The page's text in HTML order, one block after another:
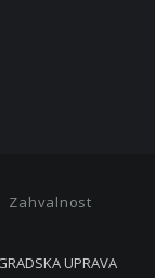
Zahvalnost
UPRAVA